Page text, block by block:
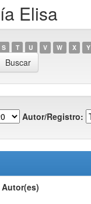
Elisa
S T U V W X Y
Autor/Registro:
Autor(es)